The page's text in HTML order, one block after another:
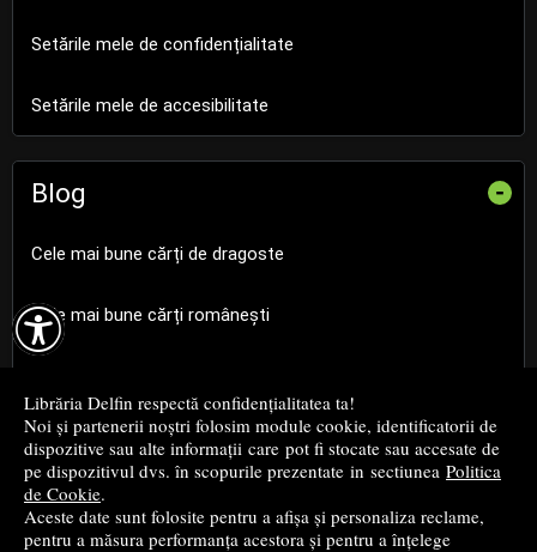

Librăria Delfin respectă confidențialitatea ta!
Noi și partenerii noștri folosim module cookie, identificatorii de
dispozitive sau alte informații care pot fi stocate sau accesate de
pe dispozitivul dvs. în scopurile prezentate in sectiunea Politica
de Cookie.
Aceste date sunt folosite pentru a afișa și personaliza reclame,
pentru a măsura performanța acestora și pentru a înțelege
Setările mele de confidențialitate
Setările mele de accesibilitate
Blog -
Cele mai bune cărți de dragoste
Cele mai bune cărți românești
Cele mai bune cărți de istorie
Top cărți beletristică